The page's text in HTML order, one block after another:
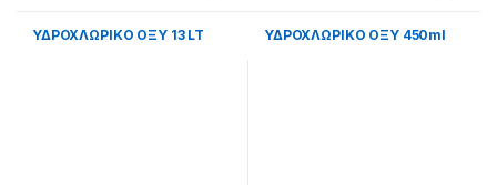
ΥΔΡΟΧΛΩΡΙΚΟ ΟΞΥ 13 LT ΥΔΡΟΧΛΩΡΙΚΟ ΟΞΥ 450ml